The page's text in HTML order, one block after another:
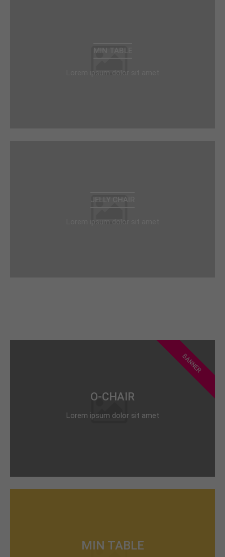
MIN TABLE
Lorem ipsum dolor sit amet
JELLY CHAIR
Lorem ipsum dolor sit amet
BANNER
O-CHAIR
Lorem ipsum dolor sit amet
MIN TABLE